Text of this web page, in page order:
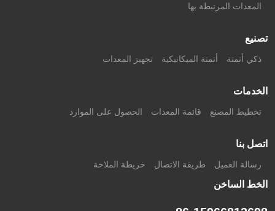
المعدات المرتبطة بها
تصنيع
ذكي أتمتة أتمتة الميكانيكية تجهيز المعدات
الخدمات
تخطيط المصنع قائمة المعدات الحصول على الموارد
اتصل بنا
رسالة العميل طريقة الاتصال خريطة الملاحة
الخط الساخن